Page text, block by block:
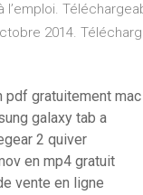
l’emploi.
2014.
pdf gratuitement mac
galaxy tab a
2 quiver
en mp4 gratuit
vente en ligne